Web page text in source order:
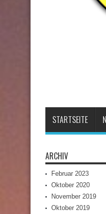
STARTSEITE
ARCHIV
Februar 2023
Oktober 2020
November 2019
Oktober 2019